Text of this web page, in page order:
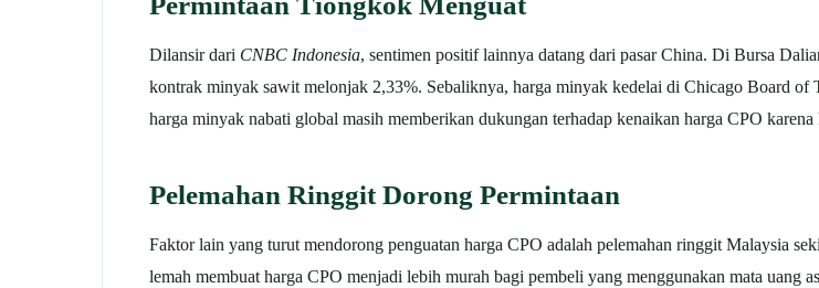
Dilansir dari CNBC Indonesia, sentimen positif lainnya datang dari pasar China. Di Bursa
kontrak minyak sawit melonjak 2,33%. Sebaliknya, harga minyak kedelai di Chicago Board of
harga minyak nabati global masih memberikan dukungan terhadap kenaikan harga CPO
Pelemahan Ringgit Dorong Permintaan
Faktor lain yang turut mendorong penguatan harga CPO adalah pelemahan ringgit Malaysia
lemah membuat harga CPO menjadi lebih murah bagi pembeli yang menggunakan mata uang